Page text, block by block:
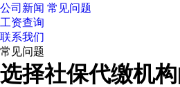
公司新闻 常见问题
工资查询
联系我们
常见问题
选择社保代缴机